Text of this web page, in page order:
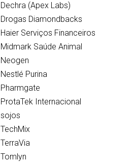
Dechra (Apex Labs)
Drogas Diamondbacks
Haier Serviços Financeiros
Midmark Saúde Animal
Neogen
Nestlé Purina
Pharmgate
ProtaTek Internacional
sojos
TechMix
TerraVia
Tomlyn